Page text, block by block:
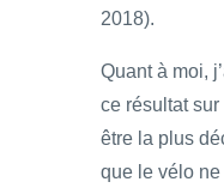
2018).
Quant à moi,
ce résultat
être la plus
que le vélo